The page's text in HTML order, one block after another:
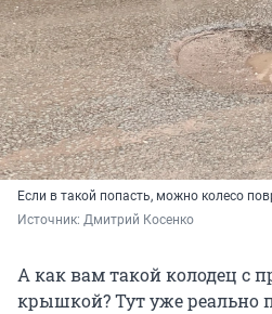
Если в такой попасть, можно колесо
Источник: Дмитрий Косенко
А как вам такой колодец с
крышкой? Тут уже реально